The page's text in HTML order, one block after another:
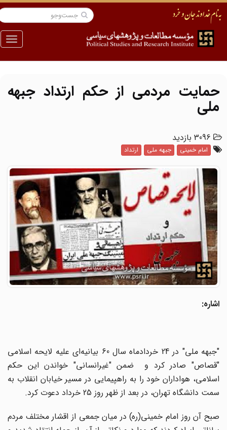
منو
حمایت مردمی از حکم ارتداد جبهه
ملی
3096 بازدید
امام خمینی جبهه ملی ارتداد
اشاره:
"جبهه ملی" در 24 خردادماه سال 60 بیانیه‌ای علیه لایحه اسلامی
"قصاص" صادر کرد و ضمن "غیرانسانی" خواندن این حکم
اسلامی، هواداران خود را به راهپیمایی در مسیر خیابان انقلاب به
سمت دانشگاه تهران، در بعد از ظهر روز 25 خرداد دعوت کرد.
صبح آن روز امام خمینی(ره) در میان جمعی از اقشار مختلف مردم